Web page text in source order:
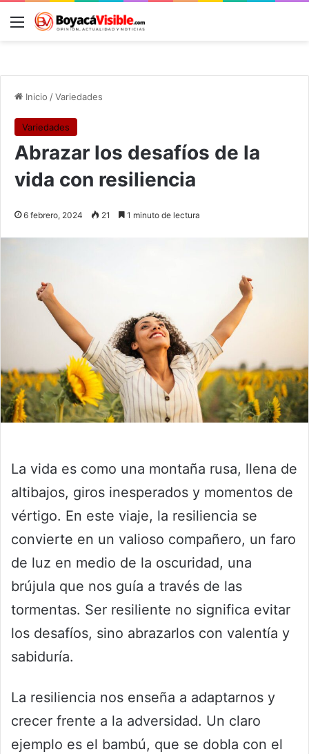
Menú
Inicio /Variedades
Variedades
Abrazar los desafíos de la
vida con resiliencia
6 febrero, 2024 21 1 minuto de lectura
La vida es como una montaña rusa, llena de
altibajos, giros inesperados y momentos de
vértigo. En este viaje, la resiliencia se
convierte en un valioso compañero, un faro
de luz en medio de la oscuridad, una
brújula que nos guía a través de las
tormentas. Ser resiliente no significa evitar
los desafíos, sino abrazarlos con valentía y
sabiduría.
La resiliencia nos enseña a adaptarnos y
crecer frente a la adversidad. Un claro
ejemplo es el bambú, que se dobla con el